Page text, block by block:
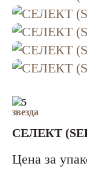
5
СЕЛЕКТ
Цена за